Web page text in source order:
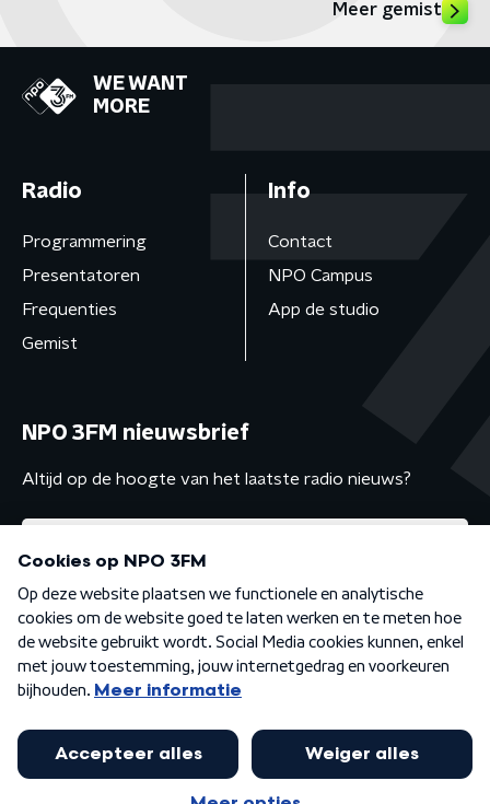
Meer gemist
WE WANT
MORE
Radio
Programmering
Presentatoren
Frequenties
Gemist
Info
Contact
NPO Campus
App de studio
NPO 3FM nieuwsbrief
Altijd op de hoogte van het laatste radio nieuws?
Algemene voorwaarden Privacybeleid